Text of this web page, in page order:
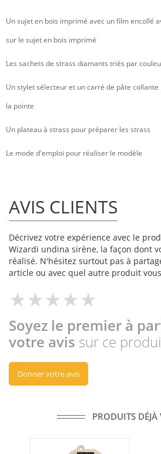
Un sujet en bois imprimé avec un film encollé
sur le sujet en bois imprimé
Les sachets de strass diamants triés par
Un stylet sélecteur et un carré de pâte
la pointe
Un plateau à strass pour préparer les strass
Le mode d'emploi pour réaliser le modèle
AVIS CLIENTS
Décrivez votre expérience avec le
Wizardi undina sirène, la façon dont
réalisé. N'hésitez surtout pas à
article ou avec quel autre produit
Soyez le premier à
votre avis sur ce
Donner votre avis
PRODUITS DÉJÀ